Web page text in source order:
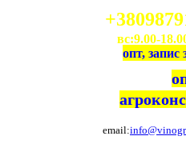
вс:9.00-
опт, запис
email: